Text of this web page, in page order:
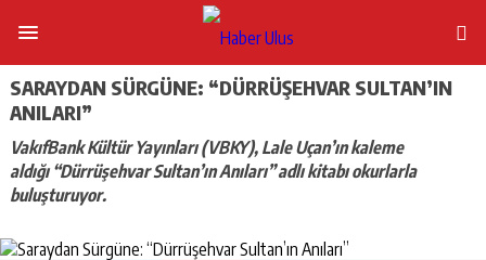
SARAYDAN SÜRGÜNE: “DÜRRÜŞEHVAR SULTAN’IN
ANILARI”
VakıfBank Kültür Yayınları (VBKY), Lale Uçan’ın kaleme
aldığı “Dürrüşehvar Sultan’ın Anıları” adlı kitabı okurlarla
buluşturuyor.